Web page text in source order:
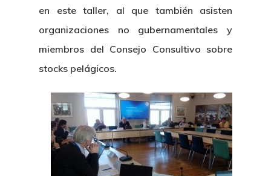
en este taller, al que también asisten
organizaciones no gubernamentales y
miembros del Consejo Consultivo sobre
stocks pelágicos.